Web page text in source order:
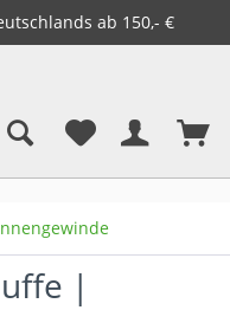
14 Tage
|